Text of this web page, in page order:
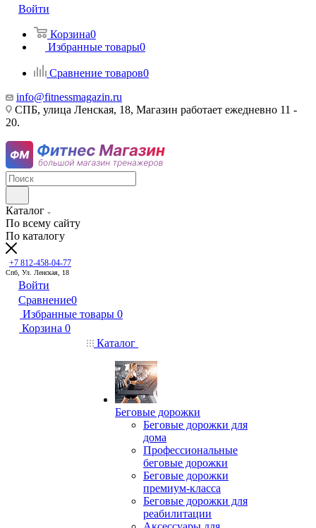
Войти
Корзина0
Избранные товары0
Сравнение товаров0
info@fitnessmagazin.ru
СПБ, улица Ленская, 18, Магазин работает ежедневно 11 -
20.
Каталог
По всему сайту
По каталогу
+7 812-458-04-77
Спб, Ул. Ленская, 18
Войти
Сравнение0
Избранные товары 0
Корзина 0
Каталог
Беговые дорожки
Беговые дорожки для
дома
Профессиональные
беговые дорожки
Беговые дорожки
премиум-класса
Беговые дорожки для
реабилитации